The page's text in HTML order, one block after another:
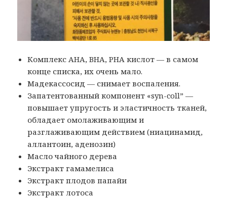
Комплекс AHA, BHA, PHA кислот — в самом
конце списка, их очень мало.
Мадекассосид — снимает воспаления.
Запатентованный компонент «syn-coll” —
повышает упругость и эластичность тканей,
обладает омолаживающим и
разглаживающим действием (ниацинамид,
аллантоин, аденозин)
Масло чайного дерева
Экстракт гамамелиса
Экстракт плодов папайи
Экстракт лотоса